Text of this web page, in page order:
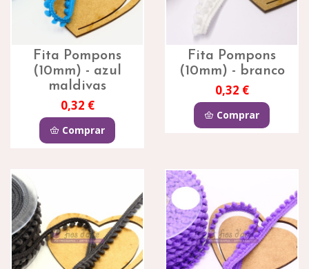
Fita Pompons
(10mm) - azul
maldivas
0,32 €
Comprar
Fita Pompons
(10mm) - branco
0,32 €
Comprar